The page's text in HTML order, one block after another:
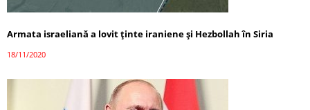
Armata israeliană a lovit ținte iraniene și Hezbollah în Siria
18/11/2020